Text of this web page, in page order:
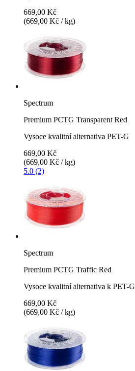
669,00 Kč
(669,00 Kč / kg)
Spectrum
Premium PCTG Transparent Red
Vysoce kvalitní alternativa PET-G
669,00 Kč
(669,00 Kč / kg)
5.0 (2)
Spectrum
Premium PCTG Traffic Red
Vysoce kvalitní alternativa k PET-G
669,00 Kč
(669,00 Kč / kg)